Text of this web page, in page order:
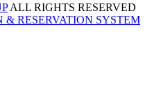
ALL RIGHTS RESERVED
RESERVATION SYSTEM